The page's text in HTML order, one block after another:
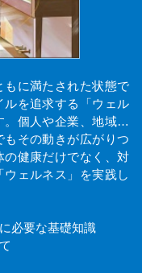
もに満たされた状態で
を追求する「ウェル
。個人や企業、地域…
もその動きが広がりつ
健康だけでなく、対
ェルネス」を実践し
必要な基礎知識